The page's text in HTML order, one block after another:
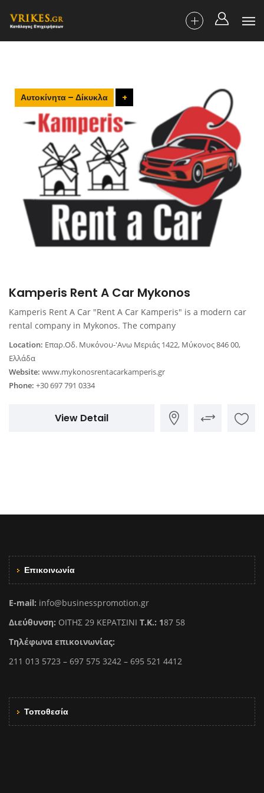
Αυτοκίνητα – Δίκυκλα +
Kamperis Rent A Car Mykonos
Kamperis Rent A Car "Rent A Car Kamperis" is a modern car
rental company in Mykonos. The company
Location: Επαρ.Οδ. Μυκόνου-'Ανω Μεριάς 1422, Μύκονος 846 00,
Ελλάδα
Website: www.mykonosrentacarkamperis.gr
Phone: +30 697 791 0334
View Detail
Επικοινωνία
E-mail: info@businesspromotion.gr
Διεύθυνση: ΟΙΤΗΣ 29 ΚΕΡΑΤΣΙΝΙ Τ.Κ.: 187 58
Τηλέφωνα επικοινωνίας:
211 013 5723 – 697 575 3242 – 695 521 4412
Τοποθεσία